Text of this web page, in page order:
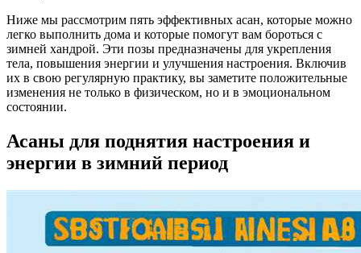
Ниже мы рассмотрим пять эффективных асан, которые можно
легко выполнить дома и которые помогут вам бороться с
зимней хандрой. Эти позы предназначены для укрепления
тела, повышения энергии и улучшения настроения. Включив
их в свою регулярную практику, вы заметите положительные
изменения не только в физическом, но и в эмоциональном
состоянии.
Асаны для поднятия настроения и
энергии в зимний период